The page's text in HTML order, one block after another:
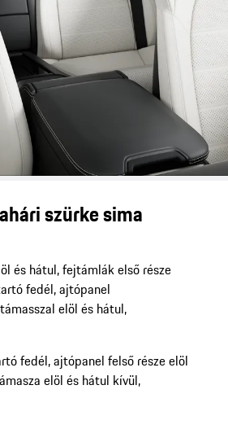
szürke sima
és hátul, fejtámlák első része
fedél, ajtópanel
elöl és hátul,
fedél, ajtópanel felső része elöl
elöl és hátul kívül,